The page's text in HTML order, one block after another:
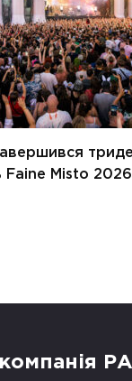
Faine Misto 2026
РАІ